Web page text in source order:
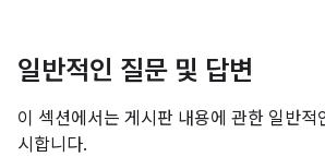
일반적인 질문 및 답변
이 섹션에서는 게시판 내용에 관한 일반적
시합니다.